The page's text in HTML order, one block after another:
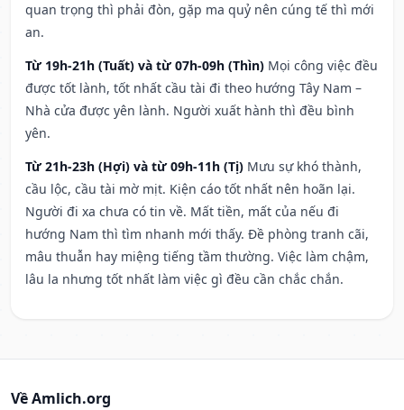
quan trọng thì phải đòn, gặp ma quỷ nên cúng tế thì mới
an.
Từ 19h-21h (Tuất) và từ 07h-09h (Thìn) Mọi công việc đều
được tốt lành, tốt nhất cầu tài đi theo hướng Tây Nam –
Nhà cửa được yên lành. Người xuất hành thì đều bình
yên.
Từ 21h-23h (Hợi) và từ 09h-11h (Tị) Mưu sự khó thành,
cầu lộc, cầu tài mờ mịt. Kiện cáo tốt nhất nên hoãn lại.
Người đi xa chưa có tin về. Mất tiền, mất của nếu đi
hướng Nam thì tìm nhanh mới thấy. Đề phòng tranh cãi,
mâu thuẫn hay miệng tiếng tầm thường. Việc làm chậm,
lâu la nhưng tốt nhất làm việc gì đều cần chắc chắn.
Về Amlich.org